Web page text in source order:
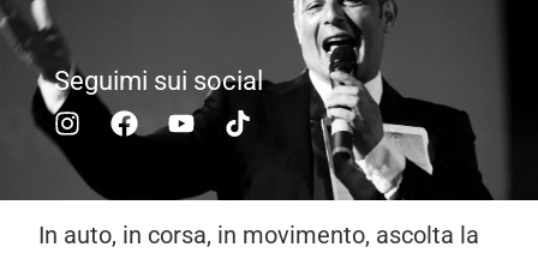
Seguimi sui social
In auto, in corsa, in movimento, ascolta la